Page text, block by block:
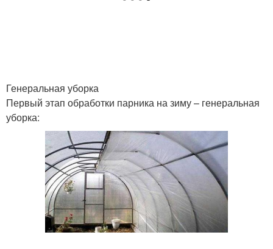
Генеральная уборка
Первый этап обработки парника на зиму – генеральная
уборка: